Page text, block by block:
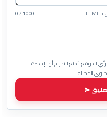
0 / 1000
الموقع. يُمنع التجريح أو الإساءة
المخالف.